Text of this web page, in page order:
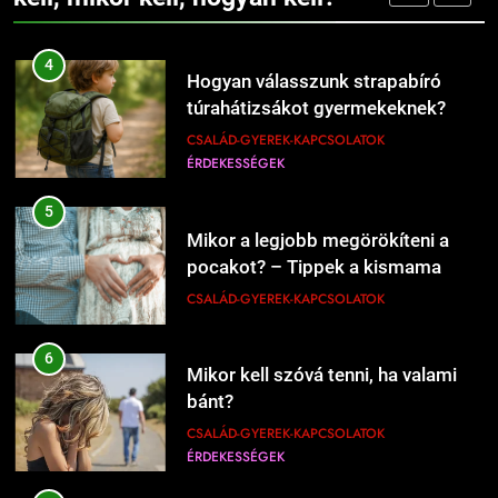
ÉRDEKESSÉGEK
5
Mikor a legjobb megörökíteni a
pocakot? – Tippek a kismama
fotózás időzítéséhez
CSALÁD-GYEREK-KAPCSOLATOK
6
Mikor kell szóvá tenni, ha valami
bánt?
CSALÁD-GYEREK-KAPCSOLATOK
ÉRDEKESSÉGEK
7
Mikor kell gyereket beíratni az
iskolába?
CSALÁD-GYEREK-KAPCSOLATOK
ÉRDEKESSÉGEK
Mikor kell új éttermeket
kipróbálni?
ÉRDEKESSÉGEK
liter tejből – Megéri a macerát?
ÉRDEKESSÉGEK ÉTEL-ITAL
Kipróbáltuk Gordon Ramsay 10
perces tésztáját – Tényleg megvan
ÉRDEKESSÉGEK
1226